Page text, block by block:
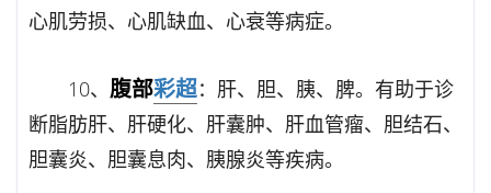
心肌劳损、心肌缺血、心衰等病症。
10、 腹部彩超：肝、胆、胰、脾。有助于诊
断脂肪肝、肝硬化、肝囊肿、肝血管瘤、胆结石、
胆囊炎、胆囊息肉、胰腺炎等疾病。